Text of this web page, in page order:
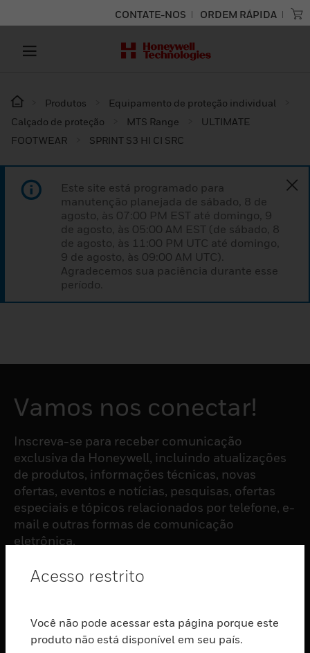
CONTATE-NOS ORDEM RÁPIDA
Produtos
Equipamento de proteção individual
Calçado de proteção
MTS Range
ULTIMATE
FOOTWEAR
SPRINT S3 HI CI SRC​
Este site está programado para
manutenção planejada de sábado, 8 de
agosto, às 07:00 PM EST até domingo, 9
de agosto, às 05:00 AM EST (de sábado, 8
de agosto, às 11:00 PM UTC até domingo,
9 de agosto, às 09:00 AM UTC).
Agradecemos sua paciência durante esse
período.
Vamos nos conectar!
Inscreva-se para receber comunicação
exclusiva da Honeywell, incluindo atualizações
de produtos, informações técnicas, novas
ofertas, eventos e notícias, pesquisas, ofertas
especiais e tópicos relacionados por telefone, e-
mail e outras formas de comunicação
eletrônica.
ASSINAR
PRODUTOS
Acesso restrito
Você não pode acessar esta página porque este
produto não está disponível em seu país.